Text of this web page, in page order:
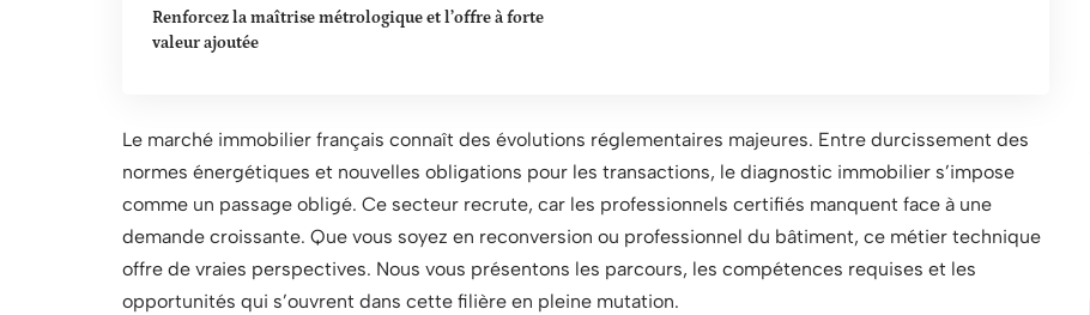
Renforcez la maîtrise métrologique et l’offre à forte
valeur ajoutée
Le marché immobilier français connaît des évolutions réglementaires majeures. Entre durcissement des
normes énergétiques et nouvelles obligations pour les transactions, le diagnostic immobilier s’impose
comme un passage obligé. Ce secteur recrute, car les professionnels certifiés manquent face à une
demande croissante. Que vous soyez en reconversion ou professionnel du bâtiment, ce métier technique
offre de vraies perspectives. Nous vous présentons les parcours, les compétences requises et les
opportunités qui s’ouvrent dans cette filière en pleine mutation.